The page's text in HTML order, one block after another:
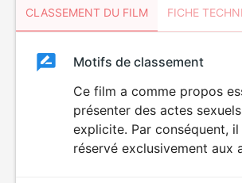
CLASSEMENT DU FILM FICHE
ClassementClassement
SEXUALITÉ
EXPLICITE
Motifs de classement
Ce film a comme propos
présenter des actes
explicite. Par conséquent,
réservé exclusivement aux